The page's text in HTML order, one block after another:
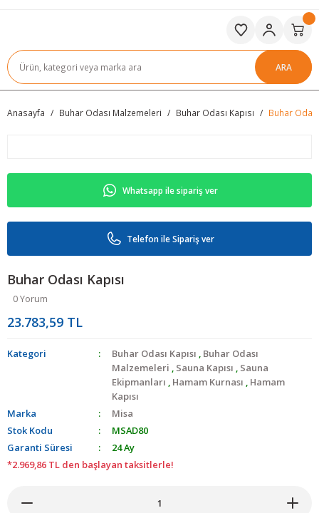
ARA
Anasayfa Buhar Odası Malzemeleri Buhar Odası Kapısı Buhar
Whatsapp ile sipariş ver
Telefon ile Sipariş ver
Buhar Odası Kapısı
0 Yorum
23.783,59 TL
Kategori Buhar Odası Kapısı , Buhar Odası
Malzemeleri , Sauna Kapısı , Sauna
Ekipmanları , Hamam Kurnası , Hamam
Kapısı
Marka
Misa
Stok Kodu
MSAD80
Garanti Süresi
24 Ay
*2.969,86 TL den başlayan taksitlerle!